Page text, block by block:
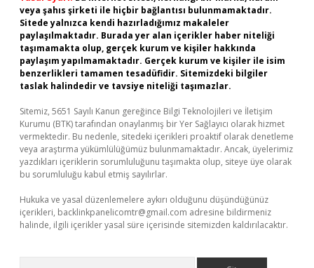
veya şahıs şirketi ile hiçbir bağlantısı bulunmamaktadır.
Sitede yalnızca kendi hazırladığımız makaleler
paylaşılmaktadır. Burada yer alan içerikler haber niteliği
taşımamakta olup, gerçek kurum ve kişiler hakkında
paylaşım yapılmamaktadır. Gerçek kurum ve kişiler ile isim
benzerlikleri tamamen tesadüfidir. Sitemizdeki bilgiler
taslak halindedir ve tavsiye niteliği taşımazlar.
Sitemiz, 5651 Sayılı Kanun gereğince Bilgi Teknolojileri ve İletişim
Kurumu (BTK) tarafından onaylanmış bir Yer Sağlayıcı olarak hizmet
vermektedir. Bu nedenle, sitedeki içerikleri proaktif olarak denetleme
veya araştırma yükümlülüğümüz bulunmamaktadır. Ancak, üyelerimiz
yazdıkları içeriklerin sorumluluğunu taşımakta olup, siteye üye olarak
bu sorumluluğu kabul etmiş sayılırlar.
Hukuka ve yasal düzenlemelere aykırı olduğunu düşündüğünüz
içerikleri, backlinkpanelicomtr@gmail.com adresine bildirmeniz
halinde, ilgili içerikler yasal süre içerisinde sitemizden kaldırılacaktır.